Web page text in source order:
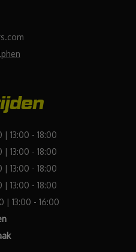
| 13:00 - 18:00
| 13:00 - 18:00
| 13:00 - 18:00
| 13:00 - 18:00
| 13:00 - 16:00